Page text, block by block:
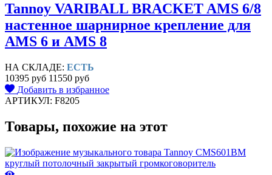
Tannoy VARIBALL BRACKET AMS 6/8
настенное шарнирное крепление для
AMS 6 и AMS 8
НА СКЛАДЕ: ЕСТЬ
10395 руб 11550 руб
Добавить в избранное
АРТИКУЛ: F8205
Товары, похожие на этот